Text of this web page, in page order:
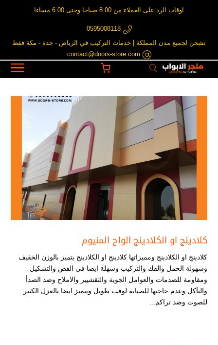
اوقات الرد على العملاء من 8:00 صباحا وحتى 6:00 مساءا
0595008118
نشحن لجميع مدن المملكة | خدمات التركيب في الرياض - جدة - مكة فقط
contact@doors-store.com
كلادينج او الكلادينج الواح المنيوم
كلادينج او الكلادينج ومميزاتها كلادينج او الكلادينج يتميز بالوزن الخفيف
وسهولة الحمل والفك والتركيب وسهلة ايضا في القص والتشكيل
ومقاومة للصدمات والعوامل الجوية والتقشيير والاملاح وضد الصدأ
والتآكل وعدم حاجتها للصيانة لوقت طويل ويتميز ايضا بالعزل الكبير
للصوت وضد تراكم...